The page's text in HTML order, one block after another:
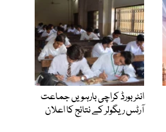
انٹر بورڈ کراچی بارہویں جماعت
آرٹس ریگولر کے نتائج کا اعلان